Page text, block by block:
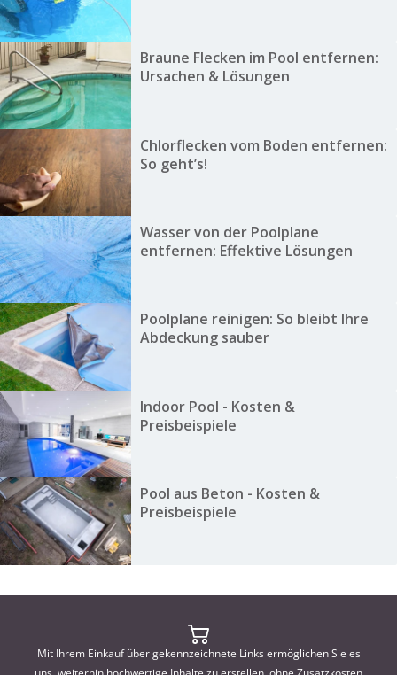
Braune Flecken im Pool entfernen:
Ursachen & Lösungen
Chlorflecken vom Boden entfernen:
So geht’s!
Wasser von der Poolplane
entfernen: Effektive Lösungen
Poolplane reinigen: So bleibt Ihre
Abdeckung sauber
Indoor Pool - Kosten &
Preisbeispiele
Pool aus Beton - Kosten &
Preisbeispiele
Mit Ihrem Einkauf über gekennzeichnete Links ermöglichen Sie es